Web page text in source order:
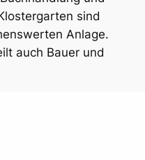
sind
Anlage.
auch Bauer und